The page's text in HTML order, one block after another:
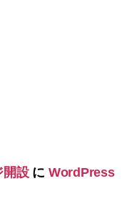
開設に WordPress